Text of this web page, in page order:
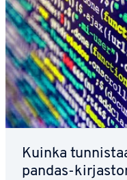
Kuinka
pandas-